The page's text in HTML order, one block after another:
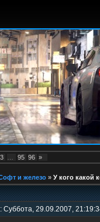
95 96 »
и железо » У кого какой
Суббота, 29.09.2007,